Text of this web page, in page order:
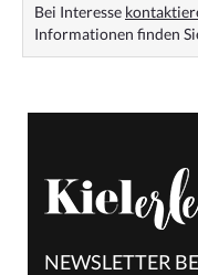
Bei Interesse
Informationen finden
NEWSLETTER